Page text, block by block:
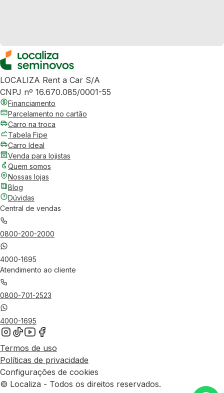
LOCALIZA Rent a Car S/A
CNPJ nº 16.670.085/0001-55
Financiamento
Parcelamento no cartão
Carro na troca
Tabela Fipe
Carro Ideal
Venda para lojistas
Quem somos
Nossas lojas
Blog
Dúvidas
Central de vendas
0800-200-2000
4000-1695
Atendimento ao cliente
0800-701-2523
4000-1695
Termos de uso
Políticas de privacidade
Configurações de cookies
© Localiza - Todos os direitos reservados.